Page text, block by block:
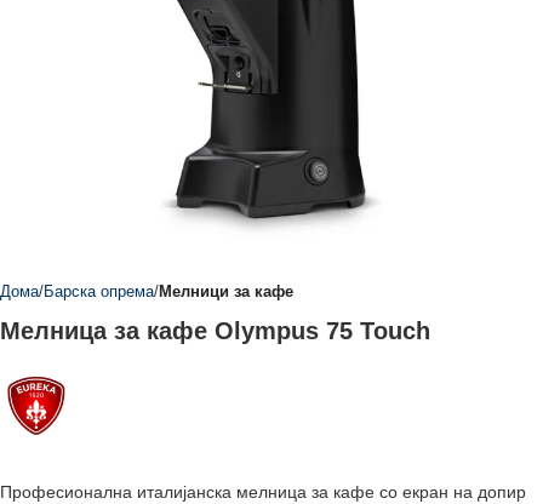
Дома Барска опрема Мелници за кафе
Мелница за кафе Olympus 75 Touch
Професионална италијанска мелница за кафе со екран на допир